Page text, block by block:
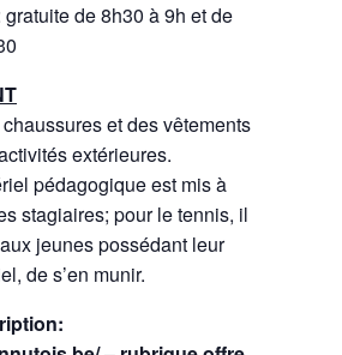
gratuite de 8h30 à 9h et de
et des vêtements
extérieures.
pédagogique est mis à
stagiaires; pour le tennis, il
jeunes possédant leur
de s’en munir.